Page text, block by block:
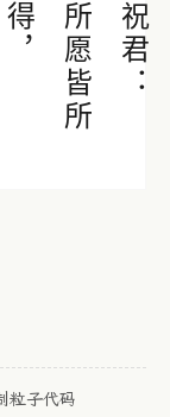
祝君：
所
愿
皆
所
得
，
粒子代码